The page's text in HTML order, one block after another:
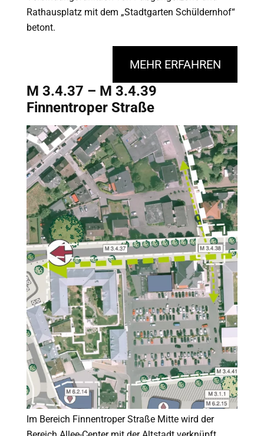
Rathausplatz mit dem „Stadtgarten Schüldernhof“
betont.
MEHR ERFAHREN
M 3.4.37 – M 3.4.39
Finnentroper Straße
Im Bereich Finnentroper Straße Mitte wird der